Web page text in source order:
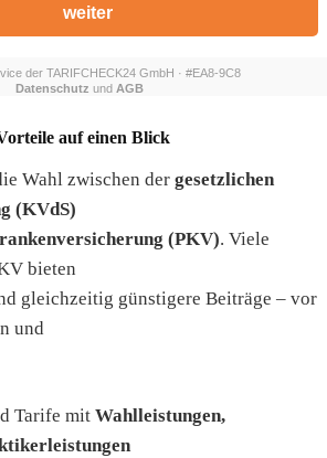
auf einen Blick
Wahl zwischen der gesetzlichen
(KVdS)
(PKV). Viele
bieten
gleichzeitig günstigere Beiträge – vor
und
Tarife mit Wahlleistungen,